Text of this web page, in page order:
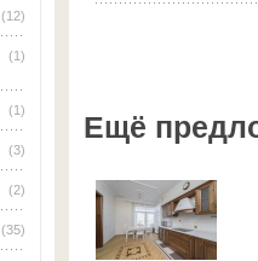
(12)
(1)
(1)
(3)
(2)
(35)
Ещё